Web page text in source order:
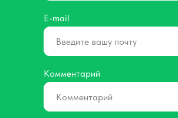
E-mail
Комментарий